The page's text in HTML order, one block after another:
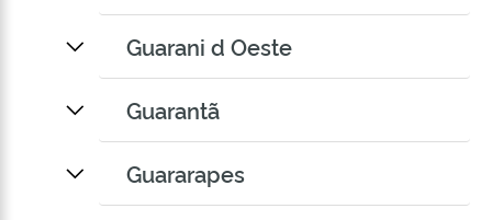
Guarani d Oeste
Guarantã
Guararapes